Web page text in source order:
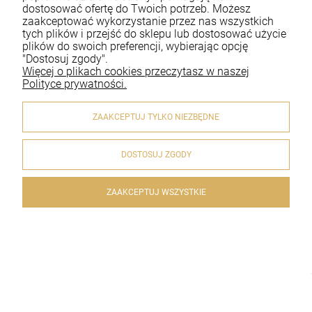
Płatności i dostawa
Informacje
O nas
© 2020 artykulyreligijne.pl . Wszelkie prawa zastrzeżone.
Styl graficzny i aplikacje ShopGadget.pl
Sklep internetowy
dostosować ofertę do Twoich potrzeb. Możesz
zaakceptować wykorzystanie przez nas wszystkich
tych plików i przejść do sklepu lub dostosować użycie
plików do swoich preferencji, wybierając opcję
"Dostosuj zgody".
Więcej o plikach cookies przeczytasz w naszej
Polityce prywatności.
ZAAKCEPTUJ TYLKO NIEZBĘDNE
DOSTOSUJ ZGODY
ZAAKCEPTUJ WSZYSTKIE